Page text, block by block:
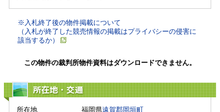
※入札終了後の物件掲載について
（入札が終了した競売情報の掲載はプライバシーの侵害に
該当するか）
この物件の裁判所物件資料はダウンロードできません。
所在地・交通
所在地 福岡県遠賀郡岡垣町